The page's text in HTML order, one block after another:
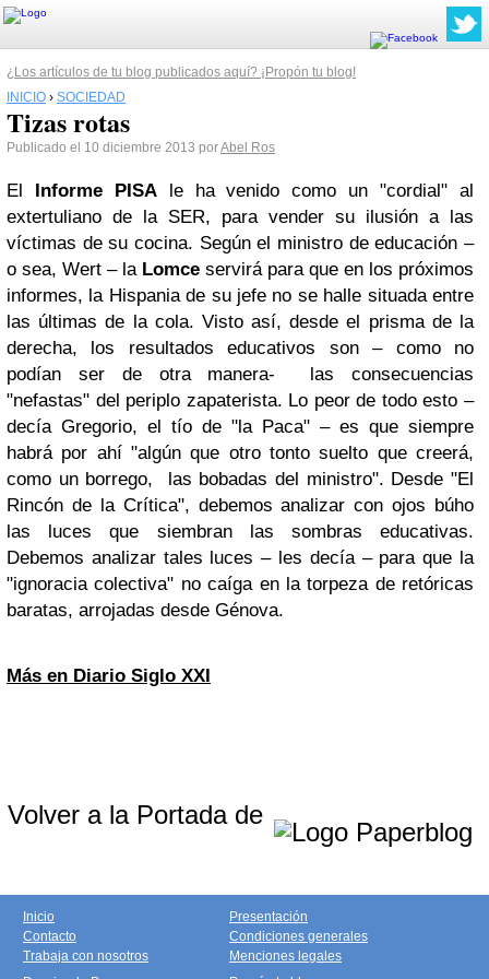
¿Los artículos de tu blog publicados aquí? ¡Propón tu blog!
INICIO › SOCIEDAD
Tizas rotas
Publicado el 10 diciembre 2013 porAbel Ros
El Informe PISAle ha venido como un "cordial" al
extertuliano de la SER, para vender su ilusión a las
víctimas de su cocina. Según el ministro de educación –
o sea, Wert – la Lomce servirá para que en los próximos
informes, la Hispania de su jefe no se halle situada entre
las últimas de la cola. Visto así, desde el prisma de la
derecha, los resultados educativos son – como no
podían ser de otra manera- las consecuencias
"nefastas" del periplo zapaterista. Lo peor de todo esto –
decía Gregorio, el tío de "la Paca" – es que siempre
habrá por ahí "algún que otro tonto suelto que creerá,
como un borrego, las bobadas del ministro". Desde "El
Rincón de la Crítica", debemos analizar con ojos búho
las luces que siembran las sombras educativas.
Debemos analizar tales luces – les decía – para que la
"ignoracia colectiva" no caíga en la torpeza de retóricas
baratas, arrojadas desde Génova.
Más en Diario Siglo XXI
Volver a la Portada de
Inicio
Contacto
Trabaja con nosotros
Presentación
Condiciones generales
Menciones legales